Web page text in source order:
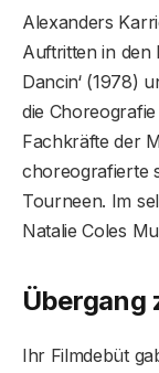
Alexanders
Auftritten in den
Dancin‘ (1978)
die
Fachkräfte der
choreografierte
Tourneen. Im
Natalie Coles
Übergang
Ihr Filmdebüt